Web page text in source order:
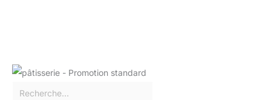
rencontrez des